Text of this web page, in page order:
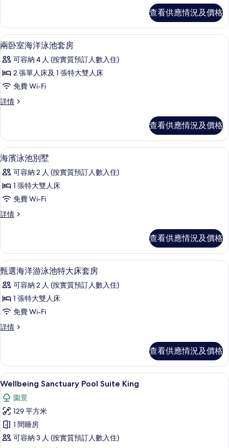
特
大
雙
人
床
(Partial
Ocean)
的
片
特
大
雙
床
(Partial
詳
情
查看供應情況及價格
載
入
所
有
兩
卧
海
洋
泳
池
套
房
的
迷你吧贈品、房內夾萬、書桌、手提
8
兩卧室海洋泳池套房
可容納 4 人 (按實質預訂人數入住)
2 張單人床及 1 張特大雙人床
免費 Wi-Fi
詳情
兩
洋
泳
池
房
詳
查看供應情況及價格
載
入
所
有
海
濱
池
別
墅
的
相
片
迷你吧贈品、房內夾萬、書桌、手提
12
海濱泳池別墅
可容納 2 人 (按實質預訂人數入住)
1 張特大雙人床
免費 Wi-Fi
詳情
海
別
墅
詳
查看供應情況及價格
載
入
所
有
甄
選
洋
游
泳
池
特
大
床
浴室 | 獨立浴缸及淋浴設備、按摩浴
5
甄選海洋游泳池特大床套房
可容納 2 人 (按實質預訂人數入住)
1 張特大雙人床
免費 Wi-Fi
詳情
甄
游
泳
池
大
床
套
房
詳
查看供應情況及價格
載
入
所
有
Wellbeing
Sanctuary
迷你吧贈品、房內夾萬、書桌、手提
9
Wellbeing Sanctuary Pool Suite King
園景
129 平方米
1 間睡房
可容納 3 人 (按實質預訂人數入住)